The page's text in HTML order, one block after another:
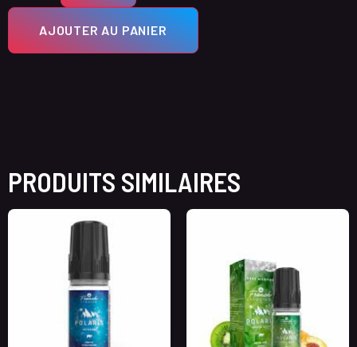
AJOUTER AU PANIER
PRODUITS SIMILAIRES